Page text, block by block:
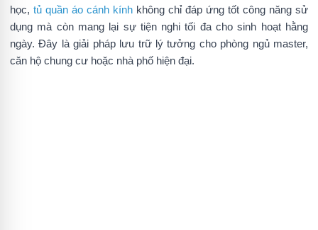
học, tủ quần áo cánh kính không chỉ đáp ứng tốt công năng sử
dụng mà còn mang lại sự tiện nghi tối đa cho sinh hoạt hằng
ngày. Đây là giải pháp lưu trữ lý tưởng cho phòng ngủ master,
căn hộ chung cư hoặc nhà phố hiện đại.